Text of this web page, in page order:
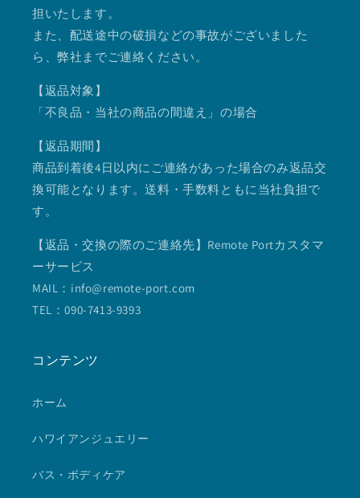
担いたします。
また、配送途中の破損などの事故がございました
ら、弊社までご連絡ください。
【返品対象】
「不良品・当社の商品の間違え」の場合
【返品期間】
商品到着後4日以内にご連絡があった場合のみ返品交
換可能となります。送料・手数料ともに当社負担で
す。
【返品・交換の際のご連絡先】Remote Portカスタマ
ーサービス
MAIL：info@remote-port.com
TEL：090-7413-9393
コンテンツ
ホーム
ハワイアンジュエリー
バス・ボディケア